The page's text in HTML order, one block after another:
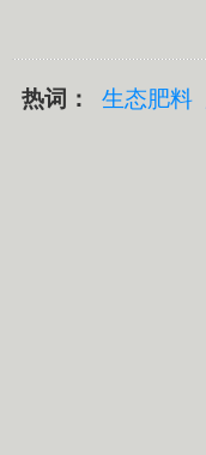
热词： 生态肥料